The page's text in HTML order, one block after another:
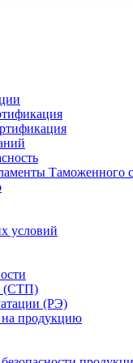
Таможенного
условий
(СТП)
(РЭ)
продукцию